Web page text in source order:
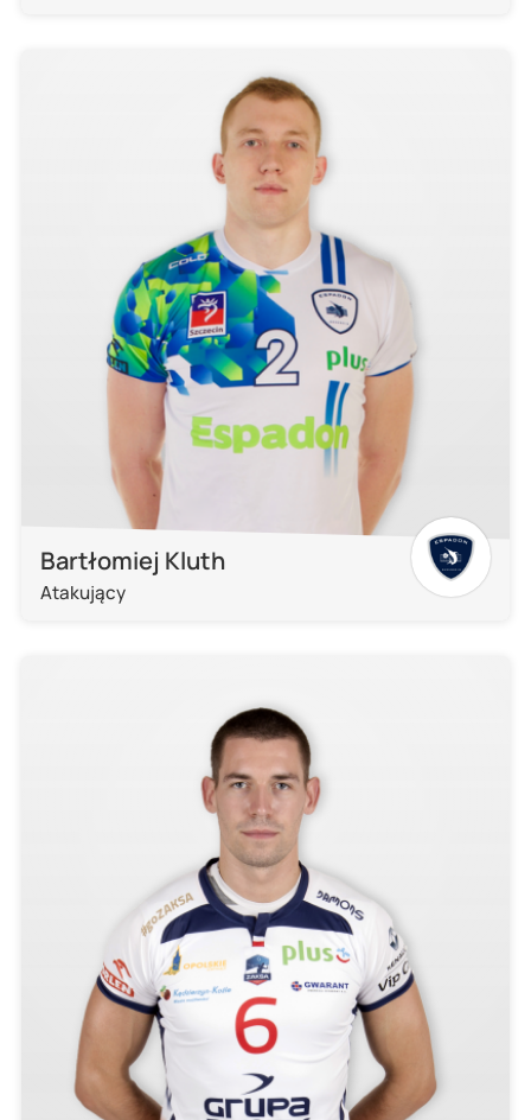
Bartłomiej Kluth
Atakujący